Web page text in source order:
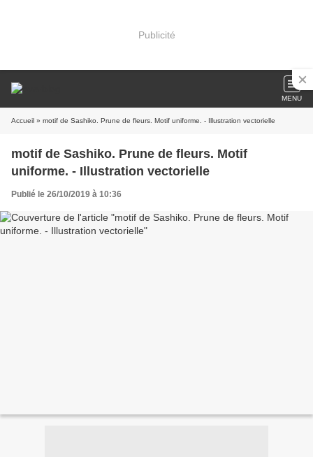
Publicité
MENU
Accueil » motif de Sashiko. Prune de fleurs. Motif uniforme. - Illustration vectorielle
motif de Sashiko. Prune de fleurs. Motif
uniforme. - Illustration vectorielle
Publié le 26/10/2019 à 10:36